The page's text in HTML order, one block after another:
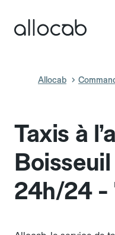
Allocab
Taxis à
Boisseuil
24h/24 -